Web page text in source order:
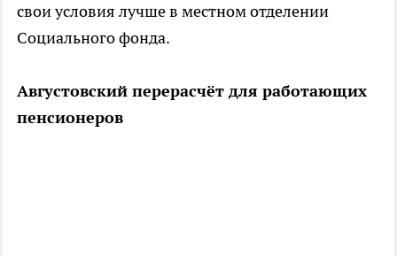
свои условия лучше в местном отделении
Социального фонда.
Августовский перерасчёт для работающих
пенсионеров